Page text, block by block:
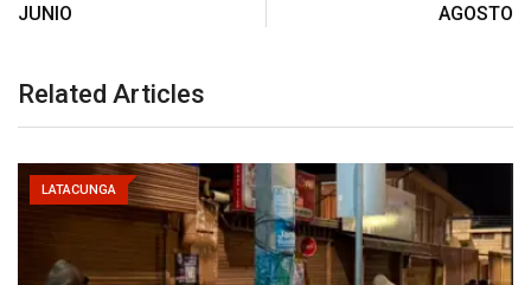
JUNIO AGOSTO
Related Articles
LATACUNGA